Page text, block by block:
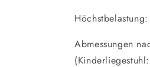
Abmessungen